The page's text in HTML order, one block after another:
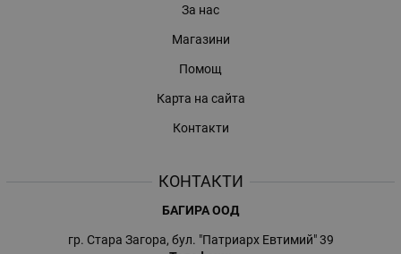
За нас
Магазини
Помощ
Карта на сайта
Контакти
КОНТАКТИ
БАГИРА ООД
гр. Стара Загора, бул. "Патриарх Евтимий" 39